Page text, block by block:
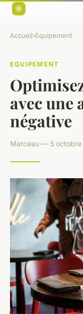
Accueil›Equipement
EQUIPEMENT
avec
négative
Marceau — 5